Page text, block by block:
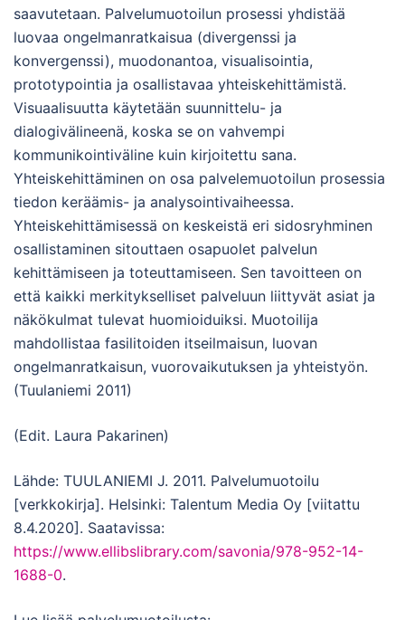
saavutetaan. Palvelumuotoilun prosessi yhdistää
luovaa ongelmanratkaisua (divergenssi ja
konvergenssi), muodonantoa, visualisointia,
prototypointia ja osallistavaa yhteiskehittämistä.
Visuaalisuutta käytetään suunnittelu- ja
dialogivälineenä, koska se on vahvempi
kommunikointiväline kuin kirjoitettu sana.
Yhteiskehittäminen on osa palvelemuotoilun prosessia
tiedon keräämis- ja analysointivaiheessa.
Yhteiskehittämisessä on keskeistä eri sidosryhminen
osallistaminen sitouttaen osapuolet palvelun
kehittämiseen ja toteuttamiseen. Sen tavoitteen on
että kaikki merkitykselliset palveluun liittyvät asiat ja
näkökulmat tulevat huomioiduiksi. Muotoilija
mahdollistaa fasilitoiden itseilmaisun, luovan
ongelmanratkaisun, vuorovaikutuksen ja yhteistyön.
(Tuulaniemi 2011)
(Edit. Laura Pakarinen)
Lähde: TUULANIEMI J. 2011. Palvelumuotoilu
[verkkokirja]. Helsinki: Talentum Media Oy [viitattu
8.4.2020]. Saatavissa:
https://www.ellibslibrary.com/savonia/978-952-14-
1688-0.